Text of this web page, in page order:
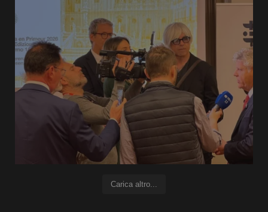
Carica altro...